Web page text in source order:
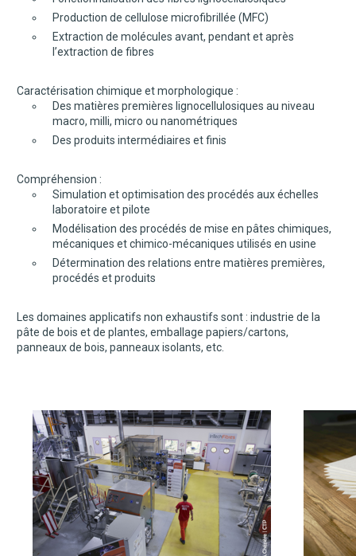
Production de cellulose microfibrillée (MFC)
Extraction de molécules avant, pendant et après
l’extraction de fibres
Caractérisation chimique et morphologique :
Des matières premières lignocellulosiques au niveau
macro, milli, micro ou nanométriques
Des produits intermédiaires et finis
Compréhension :
Simulation et optimisation des procédés aux échelles
laboratoire et pilote
Modélisation des procédés de mise en pâtes chimiques,
mécaniques et chimico-mécaniques utilisés en usine
Détermination des relations entre matières premières,
procédés et produits
Les domaines applicatifs non exhaustifs sont : industrie de la
pâte de bois et de plantes, emballage papiers/cartons,
panneaux de bois, panneaux isolants, etc.